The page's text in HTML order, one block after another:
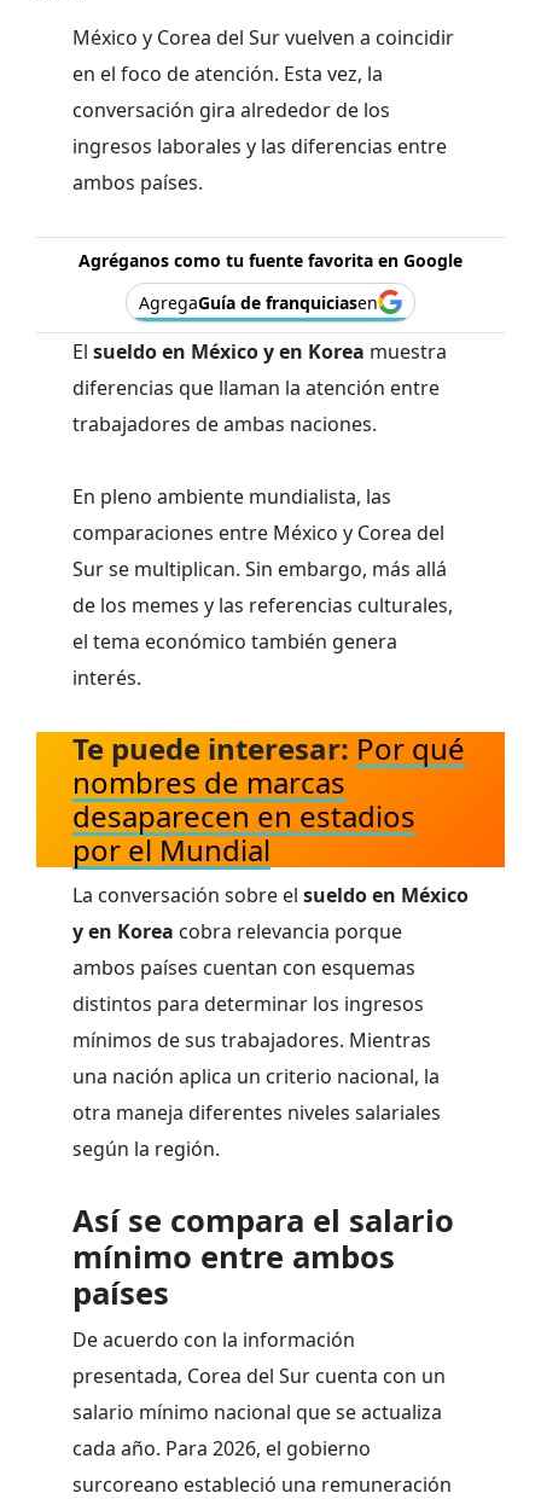
México y Corea del Sur vuelven a coincidir
en el foco de atención. Esta vez, la
conversación gira alrededor de los
ingresos laborales y las diferencias entre
ambos países.
Agréganos como tu fuente favorita en Google
AgregaGuía de franquiciasen
El sueldo en México y en Korea muestra
diferencias que llaman la atención entre
trabajadores de ambas naciones.
En pleno ambiente mundialista, las
comparaciones entre México y Corea del
Sur se multiplican. Sin embargo, más allá
de los memes y las referencias culturales,
el tema económico también genera
interés.
Te puede interesar: Por qué
nombres de marcas
desaparecen en estadios
por el Mundial
La conversación sobre el sueldo en México
y en Korea cobra relevancia porque
ambos países cuentan con esquemas
distintos para determinar los ingresos
mínimos de sus trabajadores. Mientras
una nación aplica un criterio nacional, la
otra maneja diferentes niveles salariales
según la región.
Así se compara el salario
mínimo entre ambos
países
De acuerdo con la información
presentada, Corea del Sur cuenta con un
salario mínimo nacional que se actualiza
cada año. Para 2026, el gobierno
surcoreano estableció una remuneración